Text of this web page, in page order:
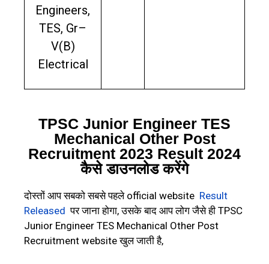
Engineers,
TES, Gr–
V(B)
Electrical
TPSC Junior Engineer TES
Mechanical Other Post
Recruitment 2023 Result 2024
कैसे डाउनलोड करेंगे
दोस्तों आप सबको सबसे पहले official website Result
Released पर जाना होगा, उसके बाद आप लोग जैसे ही TPSC
Junior Engineer TES Mechanical Other Post
Recruitment website खुल जाती है,